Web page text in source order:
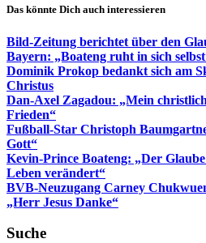
Das könnte Dich auch interessieren
Bild-Zeitung berichtet über den
Bayern: „Boateng ruht in sich
Dominik Prokop bedankt sich am
Christus
Dan-Axel Zagadou: „Mein
Frieden“
Fußball-Star Christoph
Gott“
Kevin-Prince Boateng: „Der
Leben verändert“
BVB-Neuzugang Carney
„Herr Jesus Danke“
Suche